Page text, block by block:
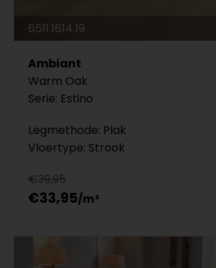
6511.1614.19
Ambiant
Warm Oak
Serie: Estino
Legmethode: Plak
Vloertype: Strook
€39,95
€33,95